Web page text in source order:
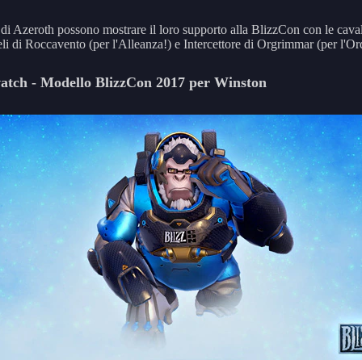
Azeroth possono mostrare il loro supporto alla BlizzCon con le
di Roccavento (per l'Alleanza!) e Intercettore di Orgrimmar (per
- Modello BlizzCon 2017 per Winston